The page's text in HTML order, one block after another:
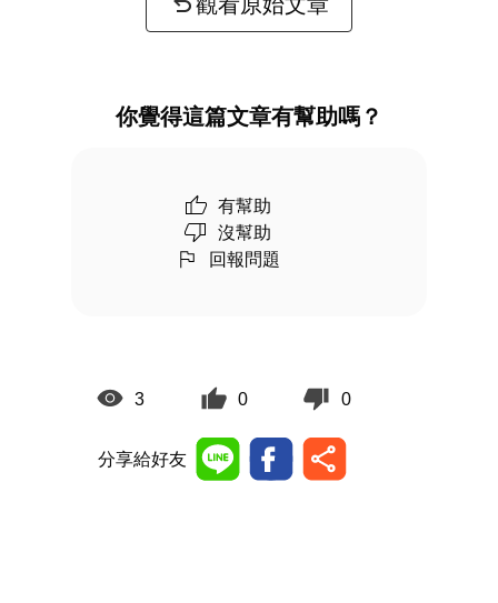
你覺得這篇文章有幫助嗎？
有幫助
沒幫助
回報問題
3 0 0
分享給好友